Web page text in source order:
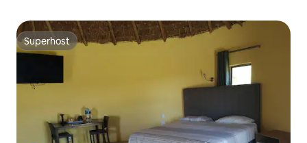
Superhost
Superhost